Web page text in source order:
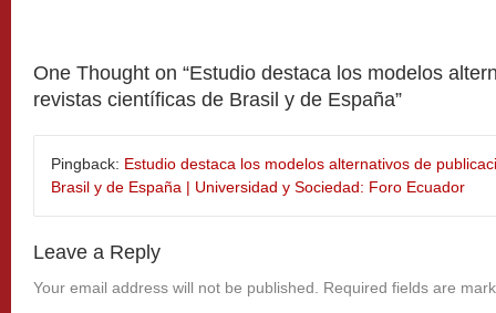
One Thought on “Estudio destaca los modelos
revistas científicas de Brasil y de España”
Pingback: Estudio destaca los modelos alternativos de
Brasil y de España | Universidad y Sociedad: Foro Ecuador
Leave a Reply
Your email address will not be published. Required fields are